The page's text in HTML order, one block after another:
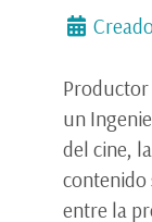
Productor
un
del cine,
contenido
entre la